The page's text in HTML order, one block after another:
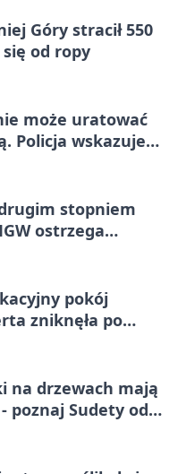
Góry stracił 550
się od ropy
może uratować
Policja wskazuje
stopniem
ostrzega
pokój
zniknęła po
na drzewach mają
poznaj Sudety od